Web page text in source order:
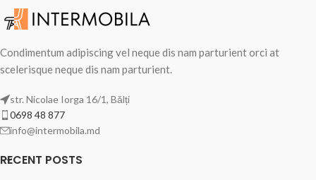
Condimentum adipiscing vel neque dis nam parturient orci at
scelerisque neque dis nam parturient.
str. Nicolae Iorga 16/1, Bălți
0698 48 877
info@intermobila.md
RECENT POSTS